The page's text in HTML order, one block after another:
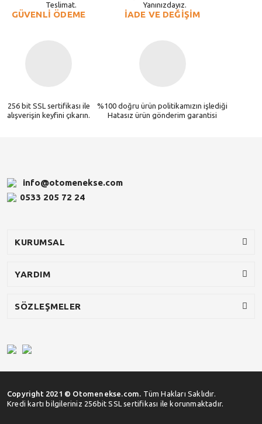
Teslimat.
Yanınızdayız.
GÜVENLİ ÖDEME
256 bit SSL sertifikası ile
alışverişin keyfini çıkarın.
İADE VE DEĞİŞİM
%100 doğru ürün politikamızın işlediği
Hatasız ürün gönderim garantisi
info@otomenekse.com
0533 205 72 24
KURUMSAL
YARDIM
SÖZLEŞMELER
Copyright 2021 © Otomenekse.com. Tüm Hakları Saklıdır.
Kredi kartı bilgileriniz 256bit SSL sertifikası ile korunmaktadır.